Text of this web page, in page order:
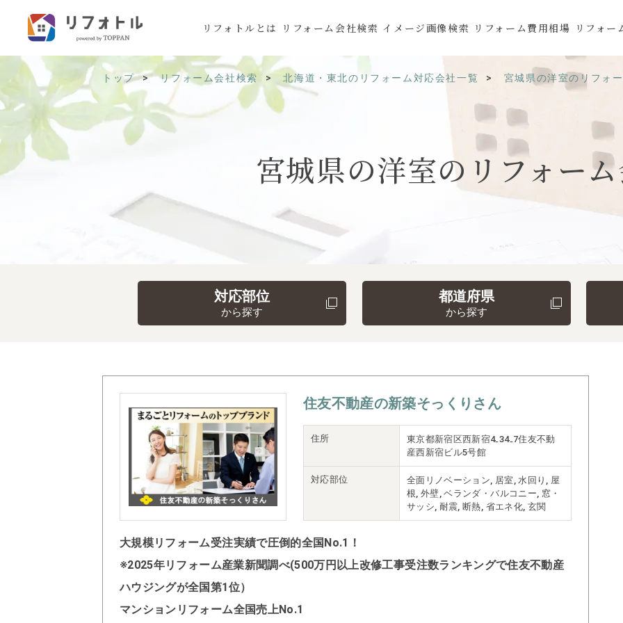
リフォトルとは リフォーム会社検索 イメージ画像検索 リフォーム費用相場 リフォー
トップ リフォーム会社検索 北海道・東北のリフォーム対応会社一覧 宮城県の洋室のリフォ
宮城県の洋室の リフォー
対応部位
から探す
都道府県
から探す
住友不動産の新築そっくりさん
住所
東京都新宿区西新宿4₋34₋7住友不動
産西新宿ビル5号館
対応部位
全面リノベーション, 居室, 水回り, 屋
根, 外壁, ベランダ・バルコニー, 窓・
サッシ, 耐震, 断熱, 省エネ化, 玄関
大規模リフォーム受注実績で圧倒的全国No.1！
※2025年リフォーム産業新聞調べ(500万円以上改修工事受注数ランキングで住友不動産
ハウジングが全国第1位）
マンションリフォーム全国売上No.1